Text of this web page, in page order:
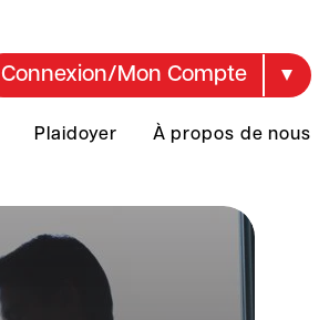
Connexion/Mon Compte
Plaidoyer À propos de nous